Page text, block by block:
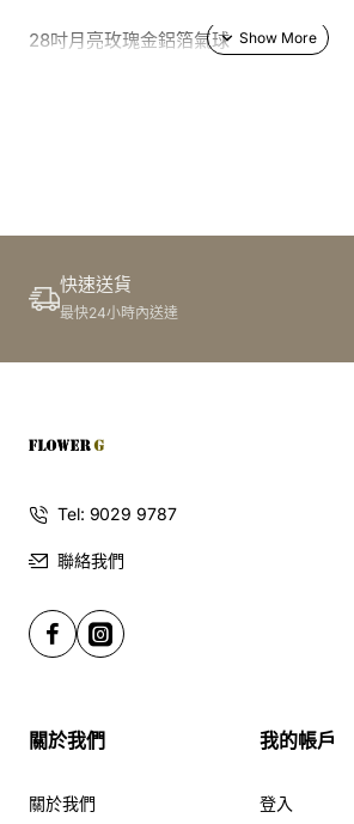
28吋月亮玫瑰金鋁箔氣球
快速送貨
最快24小時內送達
Tel: 9029 9787
聯絡我們
關於我們
關於我們
我的帳戶
登入